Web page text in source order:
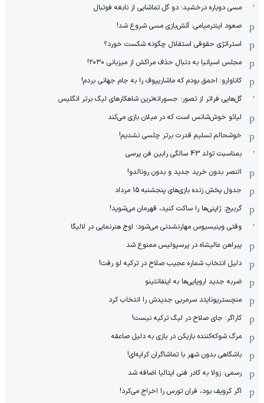
مسی دوباره درخشید؛ دو گل تماشایی از نابغه فوتبال
صعود اینترمیامی: آتش‌بازی مسی شروع شد!
استراتژی حقوقی استقلال چگونه شکست خورد؟
مجلس اسپانیا به دنبال حذف مراکش از میزبانی ۲۰۳۰!
کاناوارو: احمق بودم که ماشاریپوف را به جام جهانی بردم!
گل‌هایی فراتر از تصور؛ جسورانه‌ترین شاهکارهای لیگ برتر انگلیس
لیائو خوش‌شانس است که در میلان بازی می‌کند
خوشحالم تسلیم قدرت برتر چلسی نشدیم!
بمناسبت تولد 43 سالگی رابین فن پرسی
النصر بدون خرید جدید و بدون رونالدو!
جدول پخش زنده بازی‌های پنجشنبه 15 مرداد
گربیج: ژاپنی‌ها را ساکت کنید، قهرمان می‌شوید!
وقتی وینیسیوس مهارنشدنی می‌شود؛ اوج هنرنمایی در لالیگا
پیراهن عالیشاه در پرسپولیس ممنوع شد
دلیل انتخاب شماره عجیب صلاح در ترکیه لو رفت!
ضربه جدید اروپایی‌ها به اینفانتینو
منچستریونایتد سرمربی جدیدش را انتخاب کرد
کاراگر: جای صلاح در لیگ ترکیه نیست!
مرگ شوکه‌کننده بازیکن در بازی به دلیل صاعقه
باشگاهی بدون شهر با تماشاگران کرایه‌ای!
رسمی: زولا به کادر فنی ایتالیا اضافه شد
اگر کرویف بود، فران تورس را اخراج می‌کرد!